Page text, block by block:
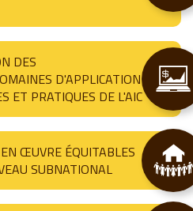
DES
D'APPLICATION
ET PRATIQUES DE L'AIC
ŒUVRE ÉQUITABLES
SUBNATIONAL